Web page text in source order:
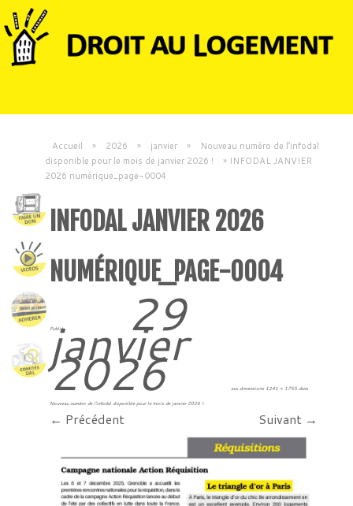
Accueil » 2026 » janvier »
Nouveau numéro de l’infodal
disponible pour le mois de janvier 2026 !
» INFODAL JANVIER
2026 numérique_page-0004
INFODAL JANVIER 2026
NUMÉRIQUE_PAGE-0004
Publié 29
janvier
2026 aux dimensions 1241 × 1755 dans
Nouveau numéro de l’infodal disponible pour le mois de janvier 2026 !.
← Précédent Suivant →